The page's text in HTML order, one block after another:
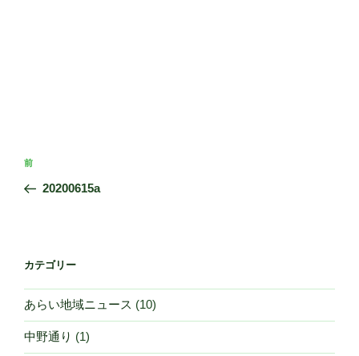
投
ナ
ー
シ
ョ
ン
前
の
前
20200615a
カテゴリー
あらい地域ニュース (10)
中野通り (1)